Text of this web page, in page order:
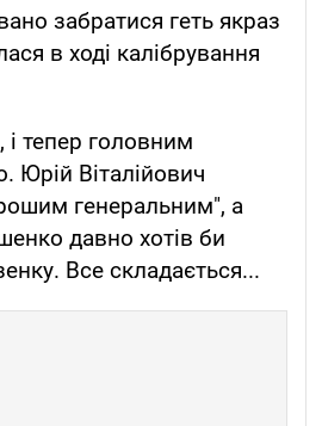
забратися геть якраз
в ході калібрування
тепер головним
Юрій Віталійович
генеральним", а
давно хотів би
Все складається...